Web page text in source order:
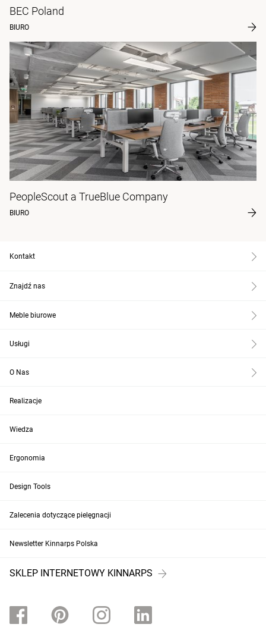
BEC Poland
BIURO
PeopleScout a TrueBlue Company
BIURO
Kontakt
Znajdź nas
Meble biurowe
Usługi
O Nas
Realizacje
Wiedza
Ergonomia
Design Tools
Zalecenia dotyczące pielęgnacji
Newsletter Kinnarps Polska
SKLEP INTERNETOWY KINNARPS